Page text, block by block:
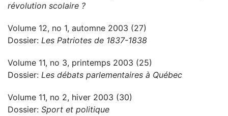
révolution scolaire ?
Volume 12, no 1, automne 2003 (27)
Dossier: Les Patriotes de 1837-1838
Volume 11, no 3, printemps 2003 (25)
Dossier: Les débats parlementaires à Québec
Volume 11, no 2, hiver 2003 (30)
Dossier: Sport et politique